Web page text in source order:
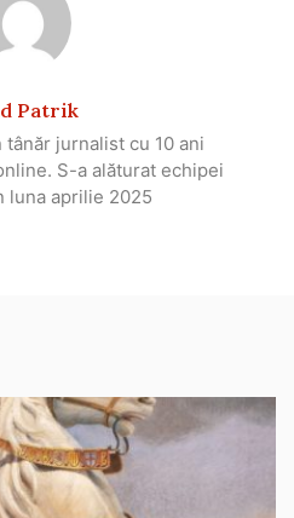
Patrik
jurnalist cu 10 ani
S-a alăturat echipei
luna aprilie 2025